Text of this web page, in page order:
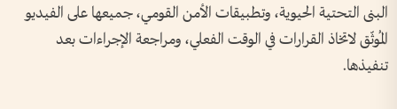
البنى التحتية الحيوية، وتطبيقات الأمن القومي، جميعها على الفيديو
المُوثّق لاتخاذ القرارات في الوقت الفعلي، ومراجعة الإجراءات بعد
تنفيذها.